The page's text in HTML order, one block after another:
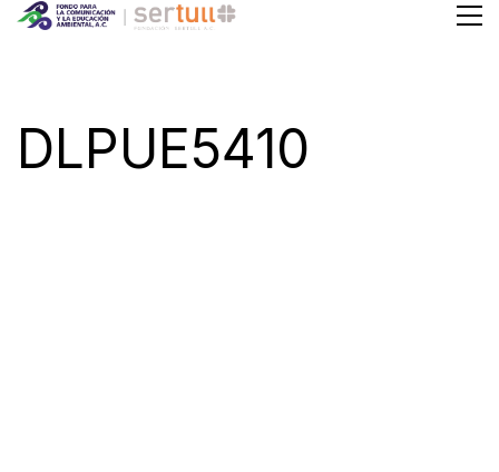
DLPUE5410